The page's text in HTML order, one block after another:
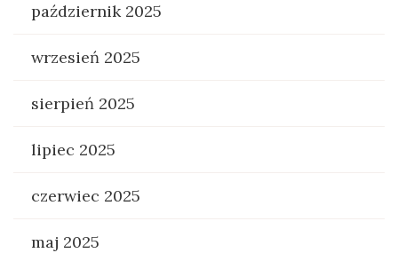
październik 2025
wrzesień 2025
sierpień 2025
lipiec 2025
czerwiec 2025
maj 2025